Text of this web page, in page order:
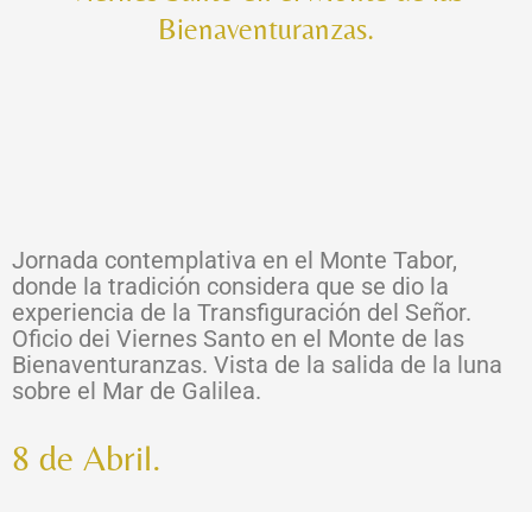
Bienaventuranzas.
Jornada contemplativa en el Monte Tabor,
donde la tradición considera que se dio la
experiencia de la Transfiguración del Señor.
Oficio dei Viernes Santo en el Monte de las
Bienaventuranzas. Vista de la salida de la luna
sobre el Mar de Galilea.
8 de Abril.